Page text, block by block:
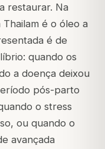
restaurar. Na
é o óleo a
é de
quando os
a doença deixou
pós-parto
o stress
ou quando o
avançada